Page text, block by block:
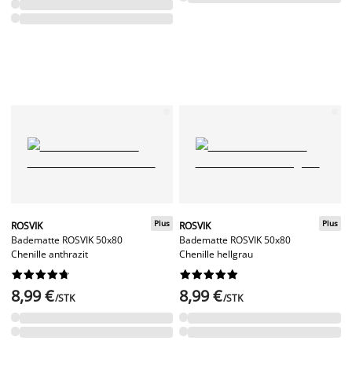
ROSVIK
Badematte ROSVIK 50x80
Chenille anthrazit
Plus






8,99 €/STK
ROSVIK
Badematte ROSVIK 50x80
Chenille hellgrau
Plus






8,99 €/STK